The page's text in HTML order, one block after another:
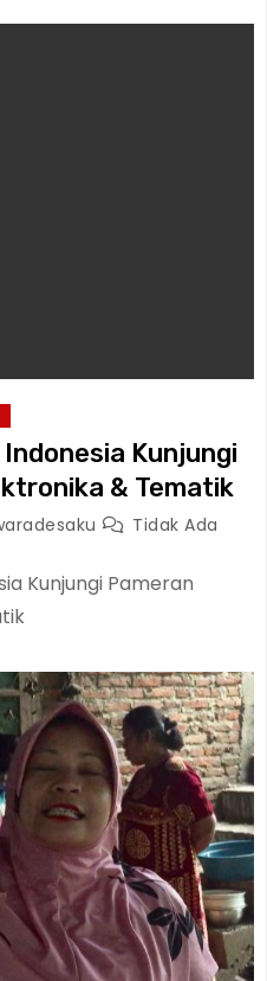
Kunjungi
Elektronika & Tematik
Tidak Ada
Kunjungi Pameran